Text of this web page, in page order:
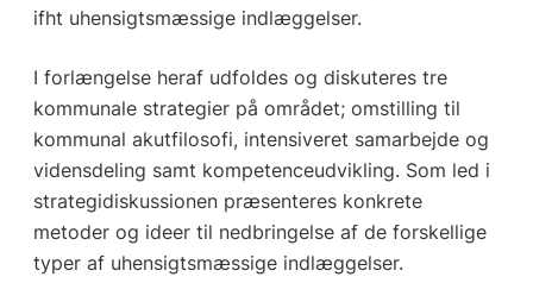
ifht uhensigtsmæssige indlæggelser.
I forlængelse heraf udfoldes og diskuteres tre
kommunale strategier på området; omstilling til
kommunal akutfilosofi, intensiveret samarbejde og
vidensdeling samt kompetenceudvikling. Som led i
strategidiskussionen præsenteres konkrete
metoder og ideer til nedbringelse af de forskellige
typer af uhensigtsmæssige indlæggelser.